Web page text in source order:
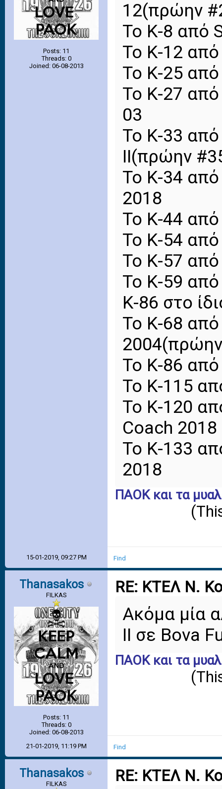
Posts: 11
Threads: 0
Joined: 06-08-2013
12(πρώην
Το Κ-8 από
Το Κ-12 από
Το Κ-25
Το Κ-27
03
Το Κ-33
II(πρώην
Το Κ-34
2018
Το Κ-44
Το Κ-54
Το Κ-57 από
Το Κ-59
Κ-86 στο
Το Κ-68
Το Κ-86
Το Κ-115
Το Κ-120
Coach 2018
Το Κ-133
2018
ΠΑΟΚ και τα
15-01-2019, 09:27 PM Find
Thanasakos
FILKAS
Posts: 11
Threads: 0
Joined: 06-08-2013
RE: ΚΤΕΛ Ν.
Ακόμα μία
II σε Bova
ΠΑΟΚ και τα
21-01-2019, 11:19 PM Find
Thanasakos
FILKAS RE: ΚΤΕΛ Ν.